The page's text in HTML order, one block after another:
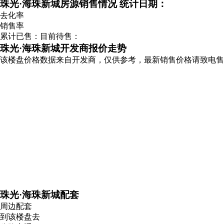
珠光·海珠新城房源销售情况统计日期：
去化率
销售率
累计已售： 目前待售：
珠光·海珠新城开发商报价走势
该楼盘价格数据来自开发商，仅供参考，最新销售价格请致电
珠光·海珠新城配套
周边配套
到该楼盘去